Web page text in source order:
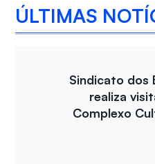
ÚLTIMAS
Sindicato dos
realiza
Complexo